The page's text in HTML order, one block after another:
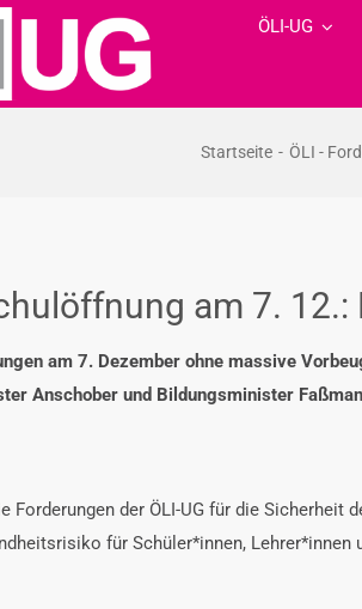
ÖLI-UG
Startseite ÖLI -
am 7.
am 7. Dezember ohne massive
Anschober und Bildungsminister
Forderungen der ÖLI-UG für die
für Schüler*innen, Lehrer*innen